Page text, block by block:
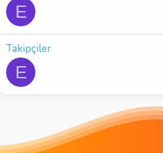
E
Takipçiler
E